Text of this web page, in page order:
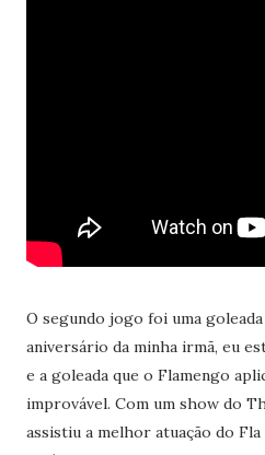
O segundo jogo foi uma
aniversário da minha irmã, eu
e a goleada que o Flamengo
improvável. Com um show do
assistiu a melhor atuação do